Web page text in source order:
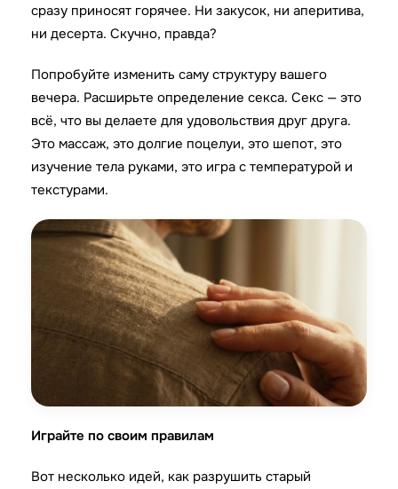
сразу приносят горячее. Ни закусок, ни аперитива,
ни десерта. Скучно, правда?
Попробуйте изменить саму структуру вашего
вечера. Расширьте определение секса. Секс — это
всё, что вы делаете для удовольствия друг друга.
Это массаж, это долгие поцелуи, это шепот, это
изучение тела руками, это игра с температурой и
текстурами.
Играйте по своим правилам
Вот несколько идей, как разрушить старый